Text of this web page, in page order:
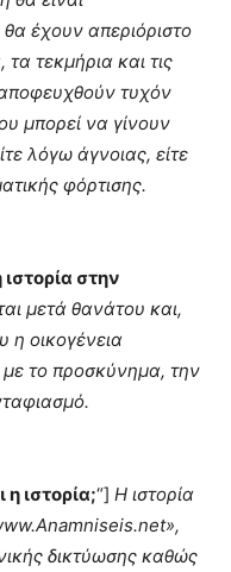
έχουν απεριόριστο
τεκμήρια και τις
τυχόν
μπορεί να γίνουν
λόγω άγνοιας, είτε
φόρτισης.
στην
μετά θανάτου και,
η οικογένεια
με το προσκύνημα, την
η ιστορία;“] Η ιστορία
δικτύωσης καθώς